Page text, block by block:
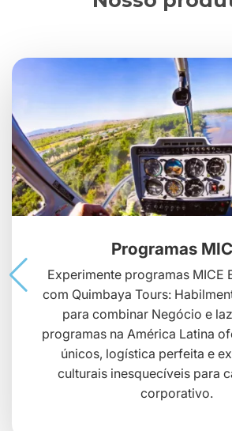
Programas
Experimente programas MICE
com Quimbaya Tours:
para combinar Negócio e
programas na América Latina
únicos, logística perfeita e
culturais inesquecíveis para
corporativo.